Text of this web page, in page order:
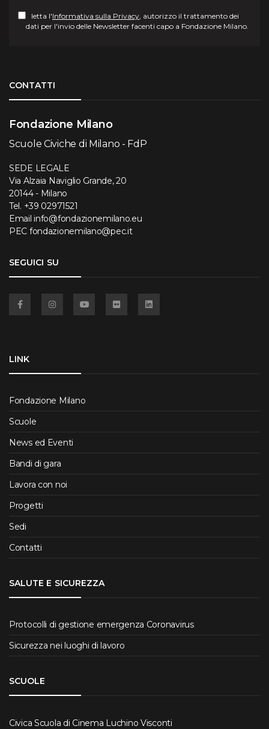
letta l'Informativa sulla Privacy , autorizzo il trattamento dei
dati per l'invio delle Newsletter facenti capo a Fondazione Milano.
CONTATTI
Fondazione Milano
Scuole Civiche di Milano - FdP
SEDE LEGALE
Via Alzaia Naviglio Grande, 20
20144 - Milano
Tel. +39 02971521
Email info@fondazionemilano.eu
PEC fondazionemilano@pec.it
SEGUICI SU
LINK
Fondazione Milano
Scuole
News ed Eventi
Bandi di gara
Lavora con noi
Progetti
Sedi
Contatti
SALUTE E SICUREZZA
Protocolli di gestione emergenza Coronavirus
Sicurezza nei luoghi di lavoro
SCUOLE
Civica Scuola di Cinema Luchino Visconti